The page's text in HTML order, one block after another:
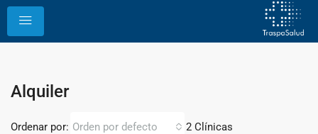
Alquiler
2 Clínicas
Ordenar por: Orden por defecto